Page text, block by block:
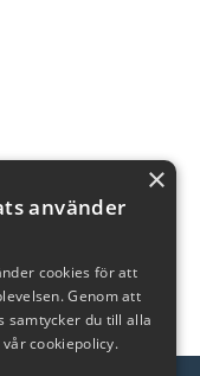
×
använder
cookies för att
Genom att
samtycker du till alla
cookiepolicy.